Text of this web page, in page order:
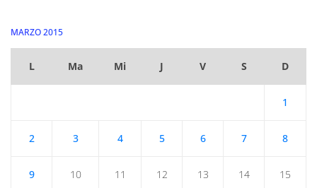
MARZO 2015
L Ma Mi J V S D
1
2 3 4 5 6 7 8
9 10 11 12 13 14 15